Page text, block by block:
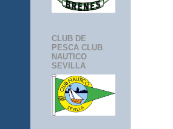
CLUB DE
PESCA CLUB
NAUTICO
SEVILLA